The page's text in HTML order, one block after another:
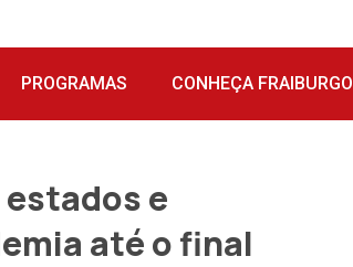
PROGRAMAS CONHEÇA FRAIBURGO
e
até o final